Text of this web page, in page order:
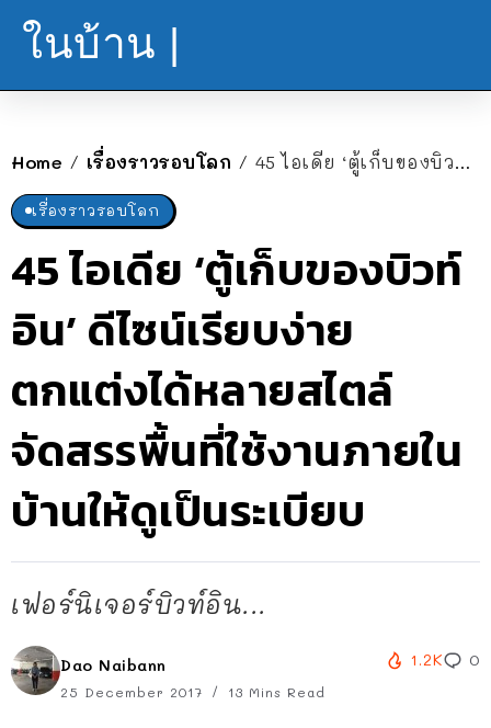
ในบ้าน |
Home / เรื่องราวรอบโลก / 45 ไอเดีย ‘ตู้เก็บของบิวท์อิน’ ดีไซน์เรียบง่าย ตกแต่งได้หลายสไตล์ จัดสรรพื้นที่ใช้งานภายในบ้านให้ดูเป็นระเบียบ
เรื่องราวรอบโลก
45 ไอเดีย ‘ตู้เก็บของบิวท์
อิน’ ดีไซน์เรียบง่าย
ตกแต่งได้หลายสไตล์
จัดสรรพื้นที่ใช้งานภายใน
บ้านให้ดูเป็นระเบียบ
เฟอร์นิเจอร์บิวท์อิน...
Dao Naibann
25 December 2017 13 Mins Read
1.2K 0